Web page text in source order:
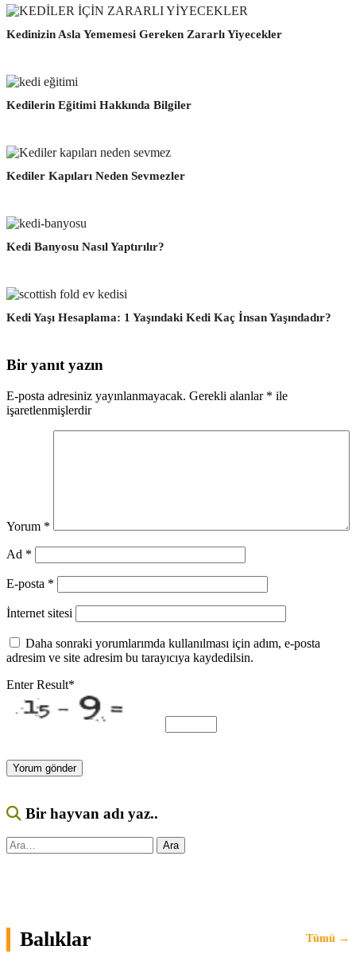
Kedinizin Asla Yememesi Gereken Zararlı Yiyecekler
Kedilerin Eğitimi Hakkında Bilgiler
Kediler Kapıları Neden Sevmezler
Kedi Banyosu Nasıl Yaptırılır?
Kedi Yaşı Hesaplama: 1 Yaşındaki Kedi Kaç İnsan Yaşındadır?
Bir yanıt yazın
E-posta adresiniz yayınlanmayacak. Gerekli alanlar * ile
işaretlenmişlerdir
Yorum *
Ad *
E-posta *
İnternet sitesi
Daha sonraki yorumlarımda kullanılması için adım, e-posta
adresim ve site adresim bu tarayıcıya kaydedilsin.
Enter Result*
Bir hayvan adı yaz..
Ara: Ara
Balıklar Tümü →